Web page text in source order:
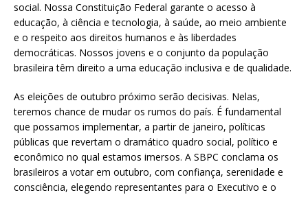
social. Nossa Constituição Federal garante o acesso à
educação, à ciência e tecnologia, à saúde, ao meio ambiente
e o respeito aos direitos humanos e às liberdades
democráticas. Nossos jovens e o conjunto da população
brasileira têm direito a uma educação inclusiva e de qualidade.
As eleições de outubro próximo serão decisivas. Nelas,
teremos chance de mudar os rumos do país. É fundamental
que possamos implementar, a partir de janeiro, políticas
públicas que revertam o dramático quadro social, político e
econômico no qual estamos imersos. A SBPC conclama os
brasileiros a votar em outubro, com confiança, serenidade e
consciência, elegendo representantes para o Executivo e o